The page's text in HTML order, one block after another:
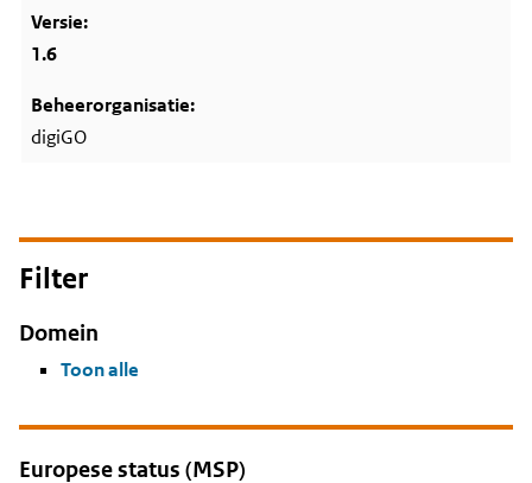
1.6
digiGO
Filter
Domein
Toon alle
Europese status (MSP)